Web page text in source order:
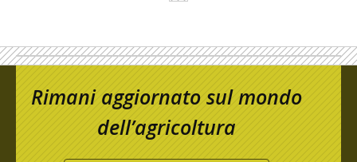
Rimani aggiornato sul mondo
dell’agricoltura